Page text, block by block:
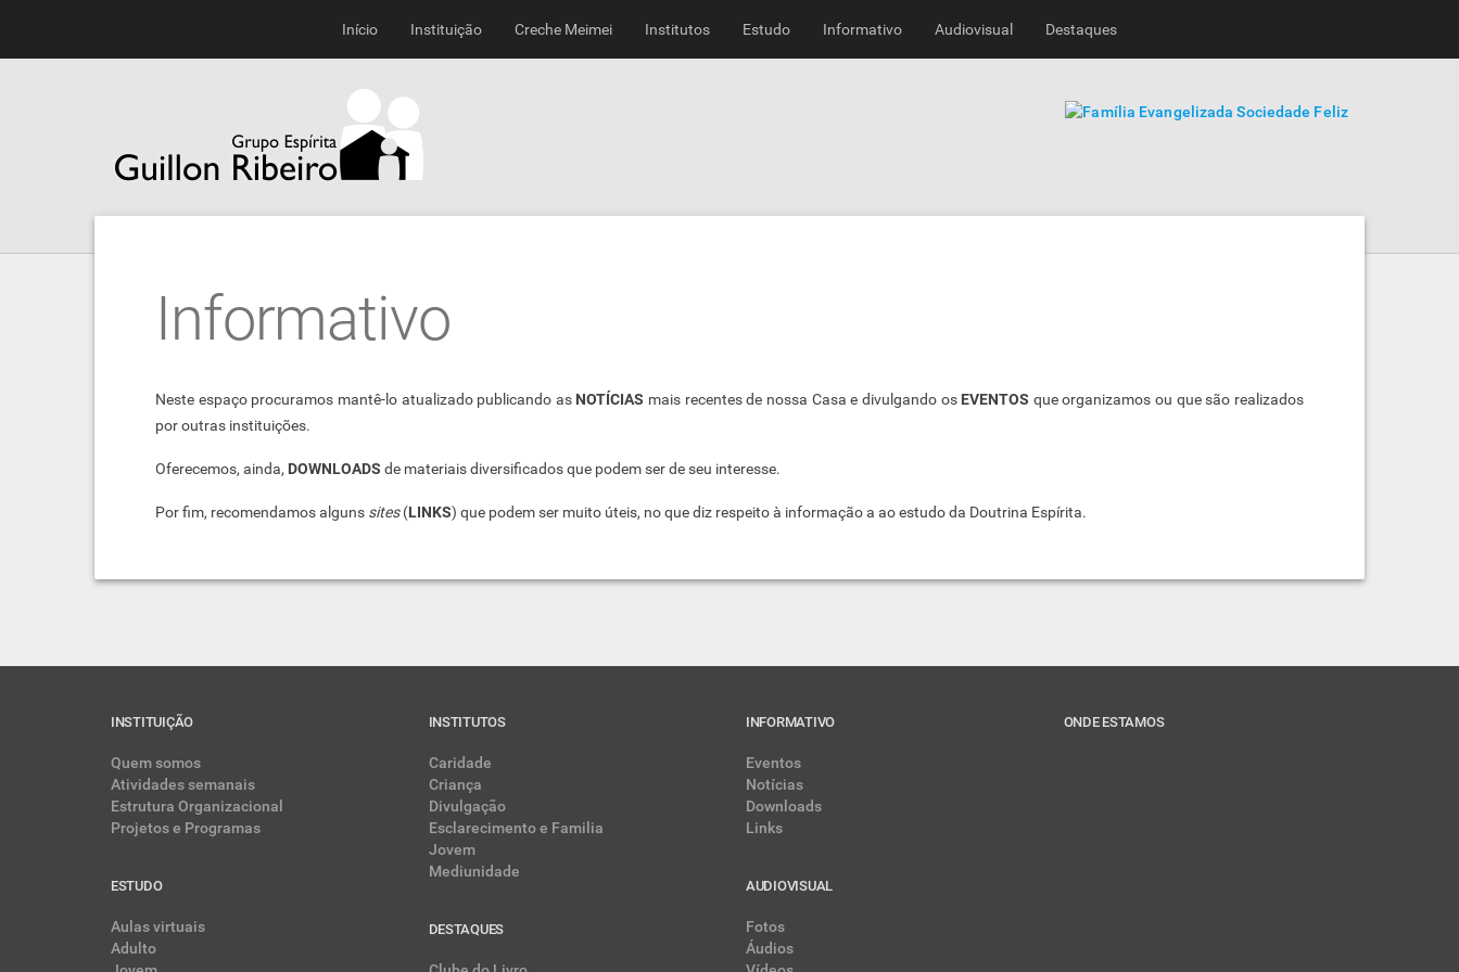
Início Instituição Creche Meimei Institutos Estudo Informativo Audiovisual Destaques
Informativo
Neste espaço procuramos mantê-lo atualizado publicando as NOTÍCIAS mais recentes de nossa Casa e divulgando os EVENTOS que organizamos ou que são realizados
por outras instituições.
Oferecemos, ainda, DOWNLOADS de materiais diversificados que podem ser de seu interesse.
Por fim, recomendamos alguns sites(LINKS) que podem ser muito úteis, no que diz respeito à informação a ao estudo da Doutrina Espírita.
INSTITUIÇÃO
Quem somos
Atividades semanais
Estrutura Organizacional
Projetos e Programas
ESTUDO
Aulas virtuais
Adulto
INSTITUTOS
Caridade
Criança
Divulgação
Esclarecimento e Familia
Jovem
Mediunidade
DESTAQUES
INFORMATIVO
Eventos
Notícias
Downloads
Links
AUDIOVISUAL
Fotos
Áudios
ONDE ESTAMOS